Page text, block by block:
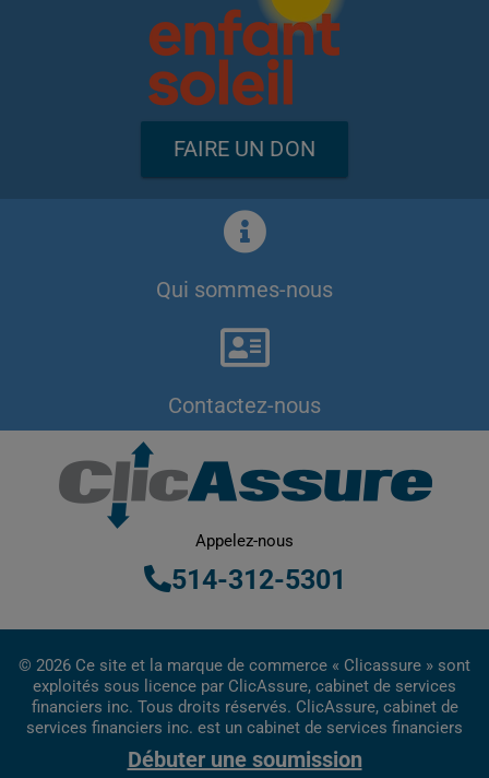
Débuter une soumission
FAIRE UN DON
Qui sommes-nous
Contactez-nous
Appelez-nous
514-312-5301
© 2026 Ce site et la marque de commerce « Clicassure » sont
exploités sous licence par ClicAssure, cabinet de services
financiers inc. Tous droits réservés. ClicAssure, cabinet de
services financiers inc. est un cabinet de services financiers
inscrit au Québec.